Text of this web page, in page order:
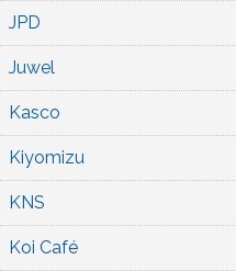
JPD
Juwel
Kasco
Kiyomizu
KNS
Koi Café